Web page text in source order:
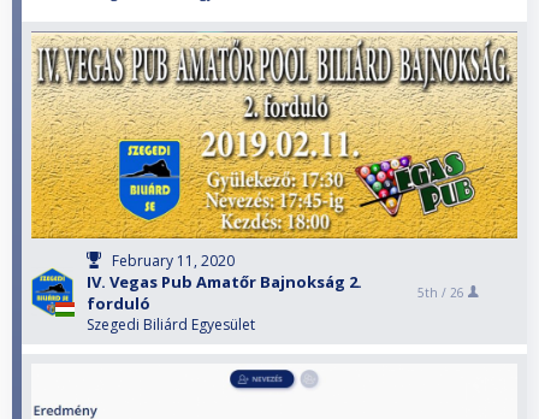
February 11, 2020
IV. Vegas Pub Amatőr Bajnokság 2.
forduló
Szegedi Biliárd Egyesület
5th / 26